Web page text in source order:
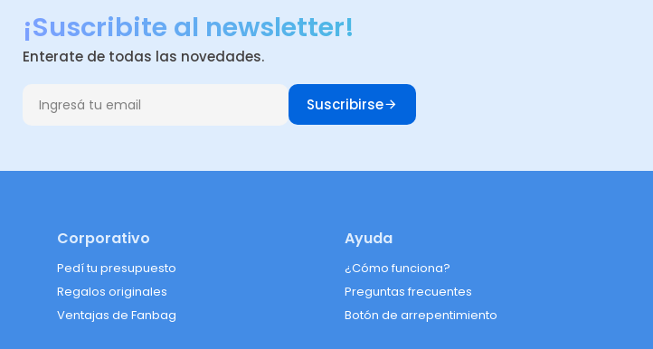
¡Suscribite al newsletter!
Enterate de todas las novedades.
Suscribirse
Corporativo
Pedí tu presupuesto
Regalos originales
Ventajas de Fanbag
Ayuda
¿Cómo funciona?
Preguntas frecuentes
Botón de arrepentimiento